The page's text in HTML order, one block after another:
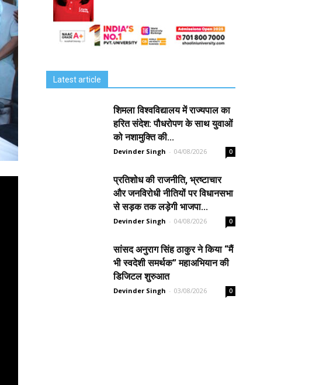
Latest article
शिमला विश्वविद्यालय में राज्यपाल का
हरित संदेश: पौधरोपण के साथ युवाओं
को नशामुक्ति की...
Devinder Singh - 04/08/2026 0
प्रतिशोध की राजनीति, भ्रष्टाचार
और जनविरोधी नीतियों पर विधानसभा
से सड़क तक लड़ेगी भाजपा...
Devinder Singh - 04/08/2026 0
सांसद अनुराग सिंह ठाकुर ने किया “मैं
भी स्वदेशी समर्थक” महाअभियान की
डिजिटल शुरुआत
Devinder Singh - 03/08/2026 0